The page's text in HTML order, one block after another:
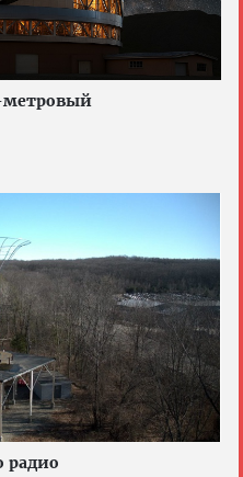
метровый
радио